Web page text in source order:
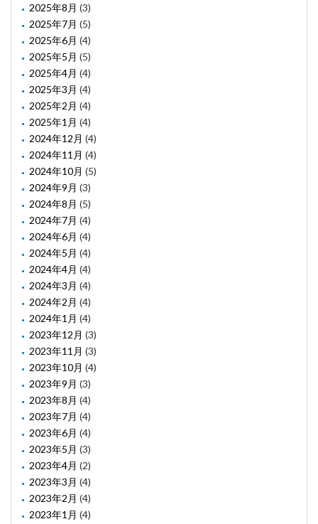
2025年8月 (3)
2025年7月 (5)
2025年6月 (4)
2025年5月 (5)
2025年4月 (4)
2025年3月 (4)
2025年2月 (4)
2025年1月 (4)
2024年12月 (4)
2024年11月 (4)
2024年10月 (5)
2024年9月 (3)
2024年8月 (5)
2024年7月 (4)
2024年6月 (4)
2024年5月 (4)
2024年4月 (4)
2024年3月 (4)
2024年2月 (4)
2024年1月 (4)
2023年12月 (3)
2023年11月 (3)
2023年10月 (4)
2023年9月 (3)
2023年8月 (4)
2023年7月 (4)
2023年6月 (4)
2023年5月 (3)
2023年4月 (2)
2023年3月 (4)
2023年2月 (4)
2023年1月 (4)